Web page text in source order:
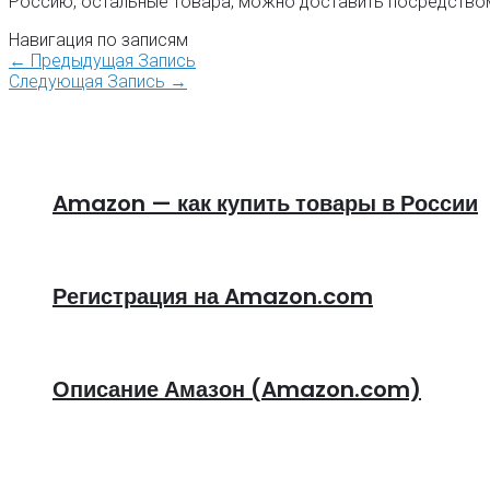
Навигация по записям
← Предыдущая Запись
Следующая Запись →
Amazon — как купить товары в России
Регистрация на Amazon.com
Описание Амазон (Amazon.com)